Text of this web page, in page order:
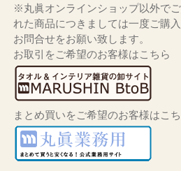
※丸眞オンラインショップ以外で
れた商品につきましては一度ご購
お問合せをお願い致します。
お取引をご希望のお客様はこちら
まとめ買いをご希望のお客様はこ